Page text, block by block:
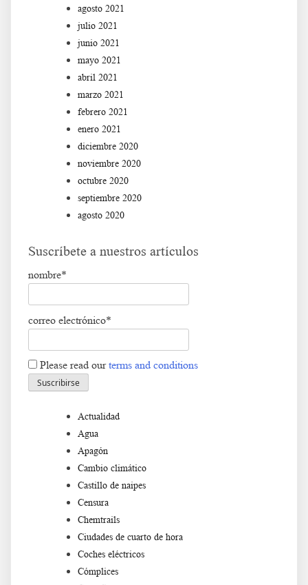
agosto 2021
julio 2021
junio 2021
mayo 2021
abril 2021
marzo 2021
febrero 2021
enero 2021
diciembre 2020
noviembre 2020
octubre 2020
septiembre 2020
agosto 2020
Suscríbete a nuestros artículos
nombre*
correo electrónico*
Please read ourterms and conditions
Actualidad
Agua
Apagón
Cambio climático
Castillo de naipes
Censura
Chemtrails
Ciudades de cuarto de hora
Coches eléctricos
Cómplices